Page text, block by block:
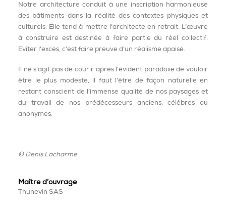
Notre architecture conduit à une inscription harmonieuse
des bâtiments dans la réalité des contextes physiques et
culturels. Elle tend à mettre l’architecte en retrait. L’œuvre
à construire est destinée à faire partie du réel collectif.
Eviter l’excès, c’est faire preuve d’un réalisme apaisé.
Il ne s’agit pas de courir après l’évident paradoxe de vouloir
être le plus modeste, il faut l’être de façon naturelle en
restant conscient de l’immense qualité de nos paysages et
du travail de nos prédécesseurs anciens, célèbres ou
anonymes.
© Denis Lacharme
Maître d’ouvrage
Thunevin SAS